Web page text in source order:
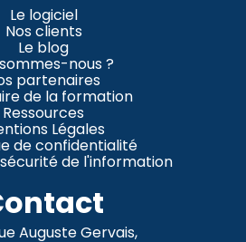
Le logiciel
Nos clients
Le blog
nous ?
partenaires
de la formation
Ressources
Légales
de confidentialité
de l'information
Auguste Gervais,